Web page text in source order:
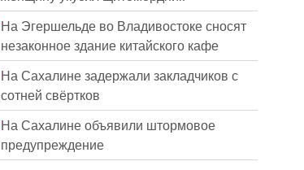
На Эгершельде во Владивостоке сносят
незаконное здание китайского кафе
На Сахалине задержали закладчиков с
сотней свёртков
На Сахалине объявили штормовое
предупреждение